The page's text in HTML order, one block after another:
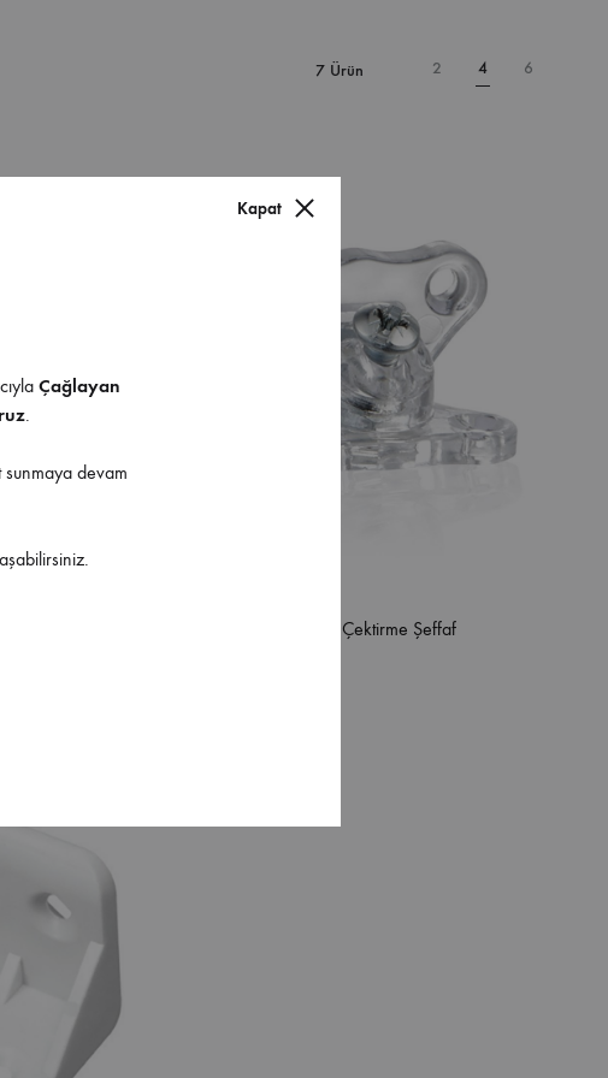
2 4 6
7 Ürün
Erc Plastik Açılı Çektirme Şeffaf
Kapat
Çağlayan
.
devam